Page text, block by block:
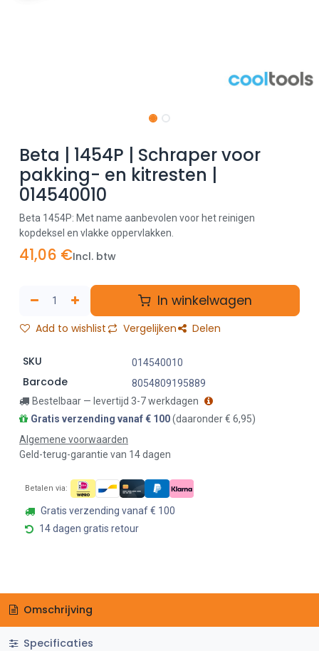
Beta | 1454P | Schraper voor
pakking- en kitresten |
014540010
Beta 1454P: Met name aanbevolen voor het reinigen
kopdeksel en vlakke oppervlakken.
41,06 €Incl. btw
In winkelwagen
Add to wishlist Vergelijken Delen
SKU 014540010
Barcode
8054809195889
Bestelbaar — levertijd 3-7 werkdagen
Gratis verzending vanaf € 100(daaronder € 6,95)
Algemene voorwaarden
Geld-terug-garantie van 14 dagen
Betalen via:
Gratis verzending vanaf € 100
14 dagen gratis retour
Omschrijving
Specificaties